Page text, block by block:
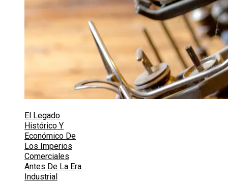
El Legado
Histórico Y
Económico De
Los Imperios
Comerciales
Antes De La Era
Industrial